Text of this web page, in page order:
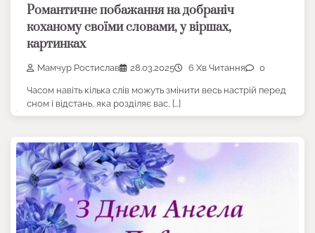
Романтичне побажання на добраніч
коханому своїми словами, у віршах,
картинках
Мамчур Ростислав 28.03.2025 6 Хв Читання 0
Часом навіть кілька слів можуть змінити весь настрій перед
сном і відстань, яка розділяє вас, […]